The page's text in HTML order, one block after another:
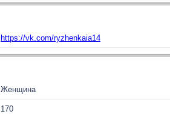
https://vk.com/ryzhenkaia14
Женщина
170